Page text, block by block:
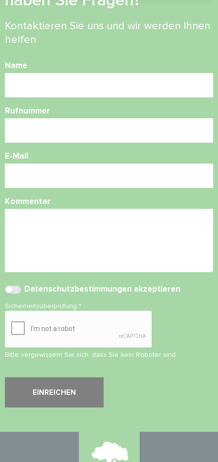
Kontaktieren Sie uns und wir werden Ihnen
helfen
Name
Rufnummer
E-Mail
Kommentar
Datenschutzbestimmungen akzeptieren
Sicherheitsüberprüfung *
Bitte vergewissern Sie sich, dass Sie kein Roboter sind.